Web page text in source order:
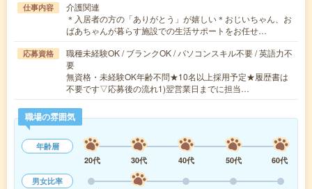
仕事内容
介護関連
＊入居者の方の「ありがとう」が嬉しい＊おじいちゃん、お
ばあちゃんが暮らす施設での生活サポートをお任せ…
応募資格
職種未経験OK / ブランクOK / パソコンスキル不要 / 英語力不
要
無資格・未経験OK年齢不問★10名以上採用予定★履歴書は
不要です▽応募後の流れ1)翌営業日までに担当…
職場の雰囲気
年齢層
20代
30代 40代 50代
60代
男女比率